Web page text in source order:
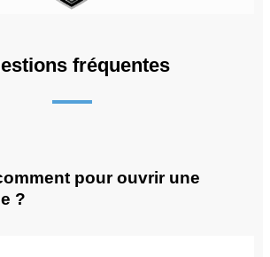
fréquentes
pour ouvrir une
?